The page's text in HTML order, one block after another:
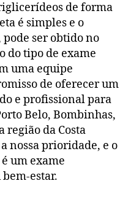
de forma
é simples e o
ser obtido no
do tipo de exame
uma equipe
de oferecer um
e profissional para
Belo, Bombinhas,
região da Costa
nossa prioridade, e o
um exame
estar.